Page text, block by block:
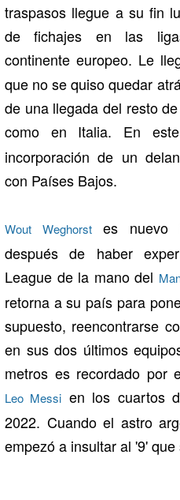
traspasos llegue a su fin
de fichajes en las
continente europeo. Le
que no se quiso quedar
de una llegada del resto
como en Italia. En
incorporación de un
con Países Bajos.
Wout Weghorstes nuevo
después de haber
League de la mano del
retorna a su país para
supuesto, reencontrarse
en sus dos últimos
metros es recordado por
Leo Messi en los cuartos
2022. Cuando el astro
empezó a insultar al '9'